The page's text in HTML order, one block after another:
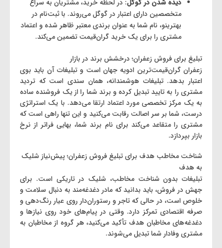
دیده شدن در گوگل: در لحظه خرید، مشتریان به سراغ
متخصصین دارای اعتبار در گوگل می‌روند. با ثبت‌نام در
بهترینو، نام شما به عنوان برندی معتبر ظاهر شده و اعتماد
مشتری را برای یک خرید گران‌قیمت تضمین می‌کند.
تبلیغ برای فروش زعفران؛ درخشش برند در بازار
زعفران گران‌قیمت‌ترین ادویه جهان است و تبلیغات آن باید بوی
اعتبار بدهد. تبلیغات هوشمندانه، همان سندی است که تردید
مشتری را به تایید تبدیل کرده و برند شما را از یک فروشنده ساده
به یک مرکز تخصصی مورد اعتماد ارتقا می‌دهد. با یک استراتژی
درست، شما بر سر اصالت رقابت می‌کنید و این تنها راهی است که
مشتری را متقاعد می‌کند برای نام برند شما، بهایی فراتر از نرخ
بازار بپردازد.
شناخت مخاطب هدف برای تبلیغ فروش زعفران؛ پیش‌نیاز شلیک
به هدف
تبلیغات بدون شناخت مخاطب، شلیک در تاریکی است. برای
جهش در فروش، باید بدانید که مادر دغدغه‌مند به ‌دنبال سلامت و
خلوص است، در حالی که تاجر و رستوران‌دار روی عیار رنگ‌دهی و
صرفه اقتصادی تمرکز دارد. وقتی در پیام‌های خود روی نیازها و
دغدغه‌های مخاطبان هدف تأکید می‌کنید، هر گروه از مخاطبان به
مشتری وفادار شما تبدیل می‌شوند.